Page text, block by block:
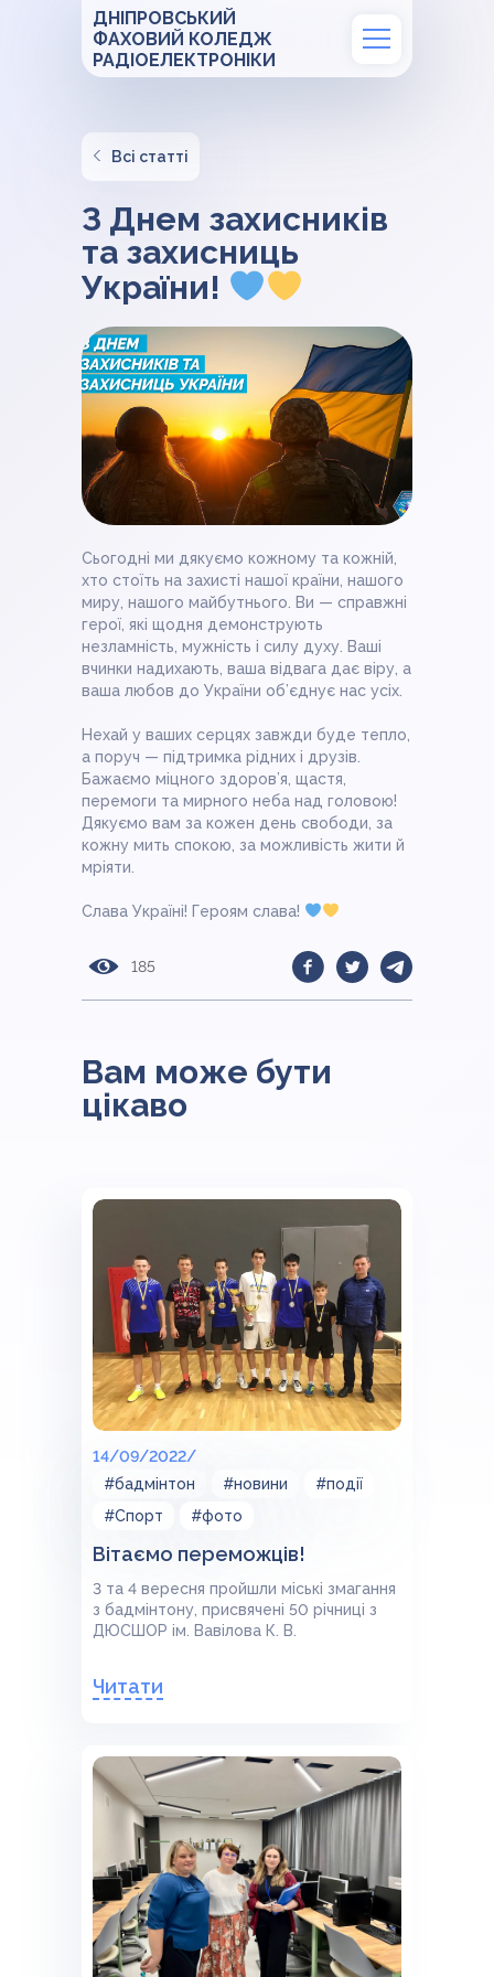
ДНІПРОВСЬКИЙ
ФАХОВИЙ КОЛЕДЖ
РАДІОЕЛЕКТРОНІКИ
Всі статті
З Днем захисників
та захисниць
України!
Сьогодні ми дякуємо кожному та кожній,
хто стоїть на захисті нашої країни, нашого
миру, нашого майбутнього. Ви — справжні
герої, які щодня демонструють
незламність, мужність і силу духу. Ваші
вчинки надихають, ваша відвага дає віру, а
ваша любов до України об’єднує нас усіх.
Нехай у ваших серцях завжди буде тепло,
а поруч — підтримка рідних і друзів.
Бажаємо міцного здоров’я, щастя,
перемоги та мирного неба над головою!
Дякуємо вам за кожен день свободи, за
кожну мить спокою, за можливість жити й
мріяти.
Слава Україні! Героям слава!
185
Вам може бути
цікаво
14/09/2022/
#бадмінтон
#новини
#події
#Спорт
#фото
Вітаємо переможців!
3 та 4 вересня пройшли міські змагання
з бадмінтону, присвячені 50 річниці з
ДЮСШОР ім. Вавілова К. В.
Читати